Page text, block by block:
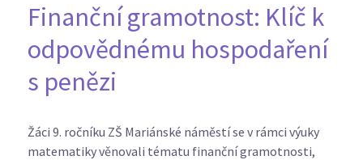
Finanční gramotnost: Klíč k
odpovědnému hospodaření
s penězi
Žáci 9. ročníku ZŠ Mariánské náměstí se v rámci výuky
matematiky věnovali tématu finanční gramotnosti,